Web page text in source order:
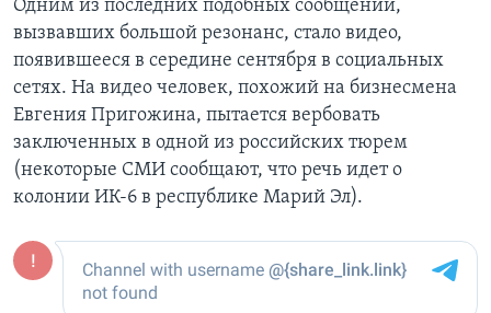
Одним из последних подобных сообщений,
вызвавших большой резонанс, стало видео,
появившееся в середине сентября в социальных
сетях. На видео человек, похожий на бизнесмена
Евгения Пригожина, пытается вербовать
заключенных в одной из российских тюрем
(некоторые СМИ сообщают, что речь идет о
колонии ИК-6 в республике Марий Эл).